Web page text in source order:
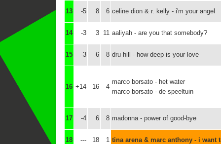
13 -5 8 6 celine dion & r. kelly - i'm your angel
14 -3 3 11 aaliyah - are you that somebody?
15 -3 6 8 dru hill - how deep is your love
16 +14 16 4
marco borsato - het water
marco borsato - de speeltuin
17 -4 6 8 madonna - power of good-bye
18 --- 18 1 tina arena & marc anthony - i